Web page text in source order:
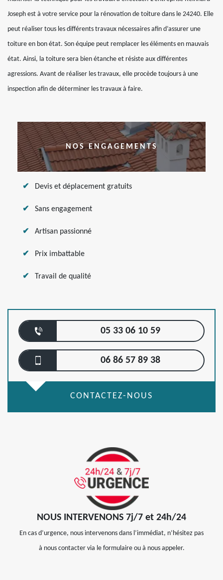
Joseph est à votre service pour la rénovation de toiture dans le 24240. Elle
peut réaliser tous les différents travaux nécessaires afin d’assurer une
toiture en bon état. Son équipe peut remplacer les éléments en mauvais
état. Ainsi, la toiture sera bien étanche et résiste aux différentes
agressions. Avant de réaliser les travaux, elle procède toujours à une
inspection afin de déterminer les travaux à faire.
NOS ENGAGEMENTS
Devis et déplacement gratuits
Sans engagement
Artisan passionné
Prix imbattable
Travail de qualité
05 33 06 10 59
06 86 57 89 38
CONTACTEZ-NOUS
NOUS INTERVENONS 7j/7 et 24h/24
En cas d’urgence, nous intervenons dans l’immédiat, n’hésitez pas
à nous contacter via le formulaire ou à nous appeler.